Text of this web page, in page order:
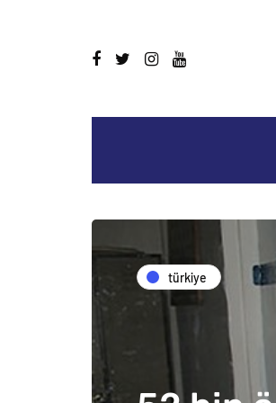
türkiye